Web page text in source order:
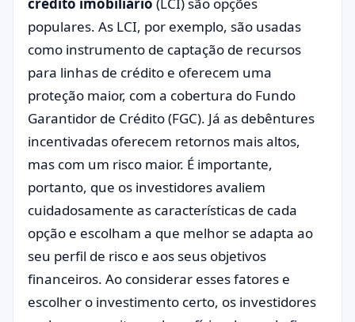
populares. As LCI, por exemplo, são usadas
como instrumento de captação de recursos
para linhas de crédito e oferecem uma
proteção maior, com a cobertura do Fundo
Garantidor de Crédito (FGC). Já as debêntures
incentivadas oferecem retornos mais altos,
mas com um risco maior. É importante,
portanto, que os investidores avaliem
cuidadosamente as características de cada
opção e escolham a que melhor se adapta ao
seu perfil de risco e aos seus objetivos
financeiros. Ao considerar esses fatores e
escolher o investimento certo, os investidores